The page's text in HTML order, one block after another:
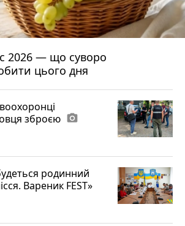
2026 — що суворо
цього дня
зброєю photo_camera
родинний
Вареник FEST»